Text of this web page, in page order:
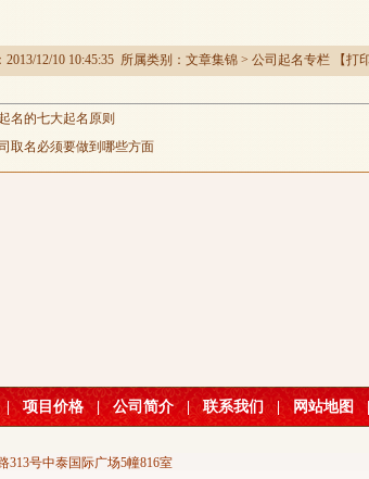
12/10 10:45:35 所属类别： 文章集锦 > 公司起名专栏 【打
名的七大起名原则
取名必须要做到哪些方面
| 项目价格 | 公司简介 | 联系我们 | 网站地图
313号中泰国际广场5幢816室